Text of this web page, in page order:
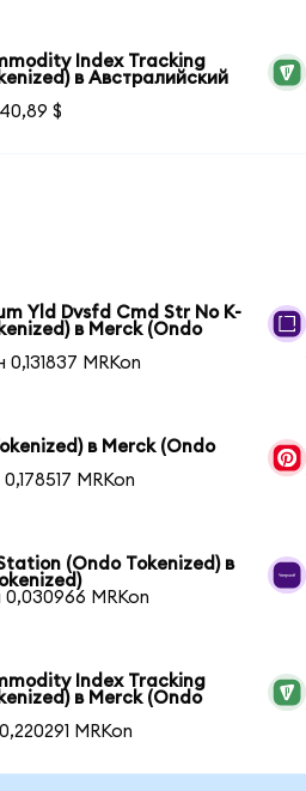
Index Tracking
в Австралийский
$
Yld Dvsfd Cmd Str No K-
в Merck (Ondo
0,131837 MRKon
в Merck (Ondo
MRKon
(Ondo Tokenized) в
0,030966 MRKon
Index Tracking
в Merck (Ondo
MRKon